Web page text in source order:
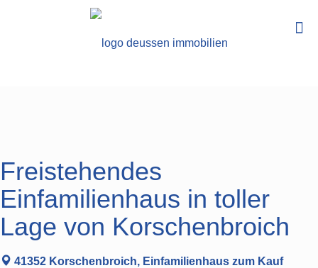
Freistehendes
Einfamilienhaus in toller
Lage von Korschenbroich
41352 Korschenbroich, Einfamilienhaus zum Kauf